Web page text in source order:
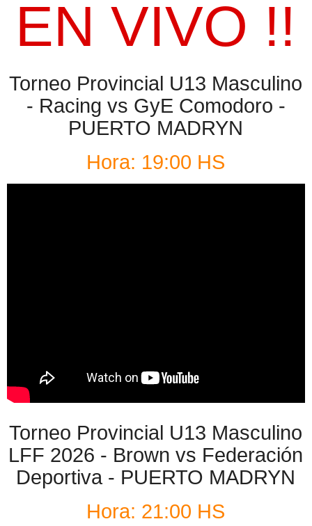
EN VIVO !!
Torneo Provincial U13 Masculino
- Racing vs GyE Comodoro -
PUERTO MADRYN
Hora: 19:00 HS
Torneo Provincial U13 Masculino
LFF 2026 - Brown vs Federación
Deportiva - PUERTO MADRYN
Hora: 21:00 HS